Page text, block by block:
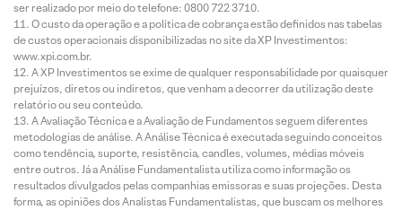
ser realizado por meio do telefone: 0800 722 3710.
O custo da operação e a política de cobrança estão definidos nas tabelas
de custos operacionais disponibilizadas no site da XP Investimentos:
www.xpi.com.br.
A XP Investimentos se exime de qualquer responsabilidade por quaisquer
prejuízos, diretos ou indiretos, que venham a decorrer da utilização deste
relatório ou seu conteúdo.
A Avaliação Técnica e a Avaliação de Fundamentos seguem diferentes
metodologias de análise. A Análise Técnica é executada seguindo conceitos
como tendência, suporte, resistência, candles, volumes, médias móveis
entre outros. Já a Análise Fundamentalista utiliza como informação os
resultados divulgados pelas companhias emissoras e suas projeções. Desta
forma, as opiniões dos Analistas Fundamentalistas, que buscam os melhores